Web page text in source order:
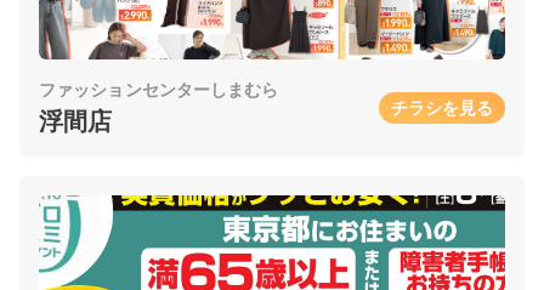
ファッションセンターしまむら
浮間店 チラシを見る